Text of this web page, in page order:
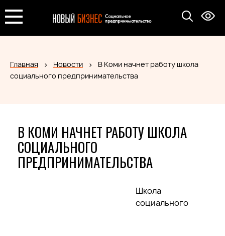
Главная Новости
В Коми начнет работу школа
социального предпринимательства
В КОМИ НАЧНЕТ РАБОТУ ШКОЛА
СОЦИАЛЬНОГО
ПРЕДПРИНИМАТЕЛЬСТВА
Школа
социального